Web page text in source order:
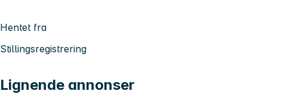
Hentet fra
Stillingsregistrering
Lignende annonser